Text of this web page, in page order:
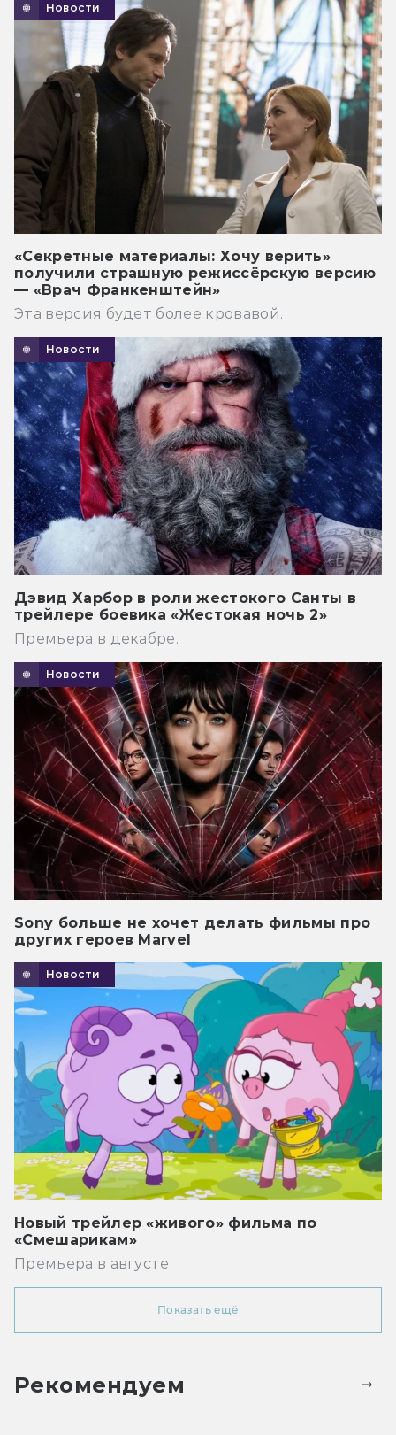
Новости
«Секретные материалы: Хочу верить»
получили страшную режиссёрскую версию
— «Врач Франкенштейн»
Эта версия будет более кровавой.
Новости
Дэвид Харбор в роли жестокого Санты в
трейлере боевика «Жестокая ночь 2»
Премьера в декабре.
Новости
Sony больше не хочет делать фильмы про
других героев Marvel
Новости
Новый трейлер «живого» фильма по
«Смешарикам»
Премьера в августе.
Показать ещё
Рекомендуем